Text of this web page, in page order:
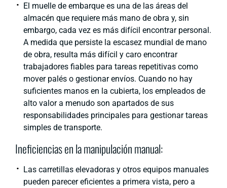
El muelle de embarque es una de las áreas del
almacén que requiere más mano de obra y, sin
embargo, cada vez es más difícil encontrar personal.
A medida que persiste la escasez mundial de mano
de obra, resulta más difícil y caro encontrar
trabajadores fiables para tareas repetitivas como
mover palés o gestionar envíos. Cuando no hay
suficientes manos en la cubierta, los empleados de
alto valor a menudo son apartados de sus
responsabilidades principales para gestionar tareas
simples de transporte.
Ineficiencias en la manipulación manual:
Las carretillas elevadoras y otros equipos manuales
pueden parecer eficientes a primera vista, pero a